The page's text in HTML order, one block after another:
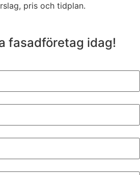
pris och tidplan.
fasadföretag idag!